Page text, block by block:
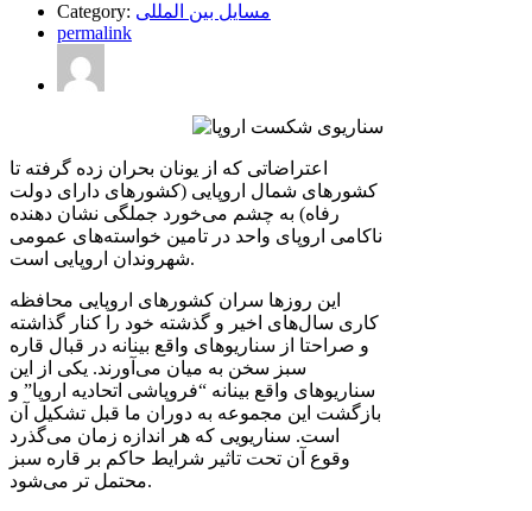
Category: مسایل بین المللی
permalink
اعتراضاتی که از یونان بحران زده گرفته تا
کشورهای شمال اروپایی (کشورهای دارای دولت
رفاه) به چشم می‌خورد جملگی نشان دهنده
ناکامی اروپای واحد در تامین خواسته‌های عمومی
شهروندان اروپایی است.
این روزها سران کشورهای اروپایی محافظه
کاری سال‌های اخیر و گذشته خود را کنار گذاشته
و صراحتا از سناریوهای واقع بینانه در قبال قاره
سبز سخن به میان می‌آورند. یکی از این
سناریوهای واقع بینانه “فروپاشی اتحادیه اروپا” و
بازگشت این مجموعه به دوران ما قبل تشکیل آن
است. سناریویی که هر اندازه زمان می‌گذرد
وقوع آن تحت تاثیر شرایط حاکم بر قاره سبز
محتمل تر می‌شود.